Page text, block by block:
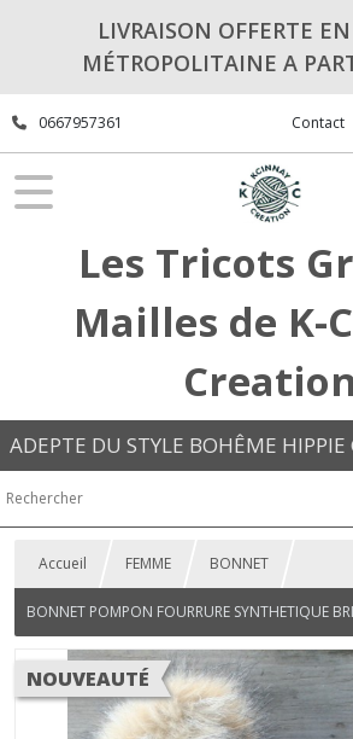
LIVRAISON OFFERTE
MÉTROPOLITAINE A
0667957361 Contact
Les Tricots
Mailles de K-
Creation
Accueil FEMME BONNET
BONNET POMPON FOURRURE SYNTHETIQUE
BLEU JEANS
NOUVEAUTÉ